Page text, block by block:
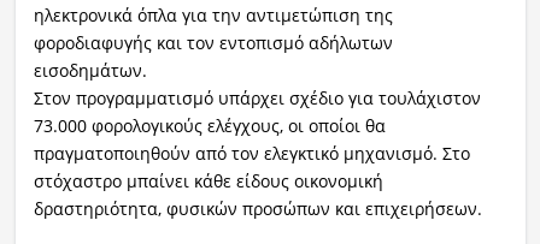
ηλεκτρονικά όπλα για την αντιμετώπιση της
φοροδιαφυγής και τον εντοπισμό αδήλωτων
εισοδημάτων.
Στον προγραμματισμό υπάρχει σχέδιο για τουλάχιστον
73.000 φορολογικούς ελέγχους, οι οποίοι θα
πραγματοποιηθούν από τον ελεγκτικό μηχανισμό. Στο
στόχαστρο μπαίνει κάθε είδους οικονομική
δραστηριότητα, φυσικών προσώπων και επιχειρήσεων.